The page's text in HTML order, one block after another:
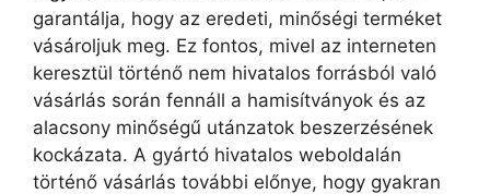
garantálja, hogy az eredeti, minőségi terméket
vásároljuk meg. Ez fontos, mivel az interneten
keresztül történő nem hivatalos forrásból való
vásárlás során fennáll a hamisítványok és az
alacsony minőségű utánzatok beszerzésének
kockázata. A gyártó hivatalos weboldalán
történő vásárlás további előnye, hogy gyakran